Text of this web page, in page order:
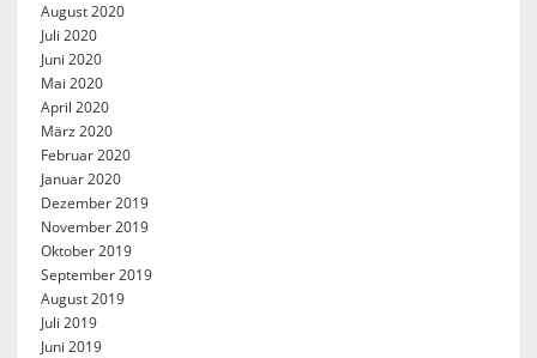
August 2020
Juli 2020
Juni 2020
Mai 2020
April 2020
März 2020
Februar 2020
Januar 2020
Dezember 2019
November 2019
Oktober 2019
September 2019
August 2019
Juli 2019
Juni 2019